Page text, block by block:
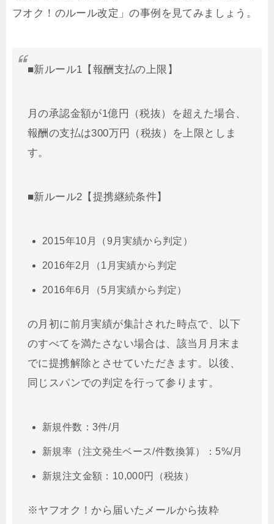
フオク！のルール改定」の事例を見てみましょう。
■新ルール1【報酬支払の上限】
月の承認金額が1億円（税抜）を超えた場合、
報酬の支払は300万円（税抜）を上限としま
す。
■新ルール2【提携継続条件】
2015年10月（9月実績から判定）
2016年2月（1月実績から判定
2016年6月（5月実績から判定）
の月初に前月実績が集計された時点で、以下
のすべてを満たさない場合は、該当月月末ま
でに提携解除とさせていただきます。以後、
同じスパンでの判定を行って参ります。
新規件数：3件/月
新規率（注文発生ベース/件数換算）：5%/月
新規注文金額：10,000円（税抜）
※ヤフオク！から届いたメールから抜粋